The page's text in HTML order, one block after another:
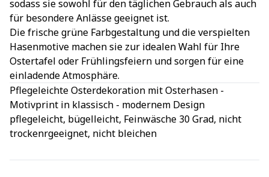
sodass sie sowohl für den täglichen Gebrauch als auch
für besondere Anlässe geeignet ist.
Die frische grüne Farbgestaltung und die verspielten
Hasenmotive machen sie zur idealen Wahl für Ihre
Ostertafel oder Frühlingsfeiern und sorgen für eine
einladende Atmosphäre.
Pflegeleichte Osterdekoration mit Osterhasen -
Motivprint in klassisch - modernem Design
pflegeleicht, bügelleicht, Feinwäsche 30 Grad, nicht
trockenrgeeignet, nicht bleichen